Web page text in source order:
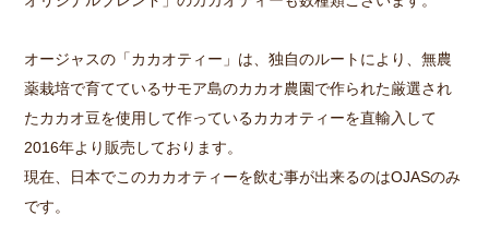
オージャスの「カカオティー」は、独自のルートにより、無農
薬栽培で育てているサモア島のカカオ農園で作られた厳選され
たカカオ豆を使用して作っているカカオティーを直輸入して
2016年より販売しております。
現在、日本でこのカカオティーを飲む事が出来るのはOJASのみ
です。